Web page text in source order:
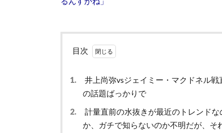
目次
1.
井上尚弥vsジェイミー・マクドネル
の話題ばっかりで
2.
計量直前の水抜きが最近のトレンド
か、ガチで知らないのか不明だが、そ